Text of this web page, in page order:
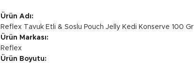
Ürün Adı:
Reflex Tavuk Etli & Soslu Pouch Jelly Kedi Konserve 100 Gr
Ürün Markası:
Reflex
Ürün Boyutu: